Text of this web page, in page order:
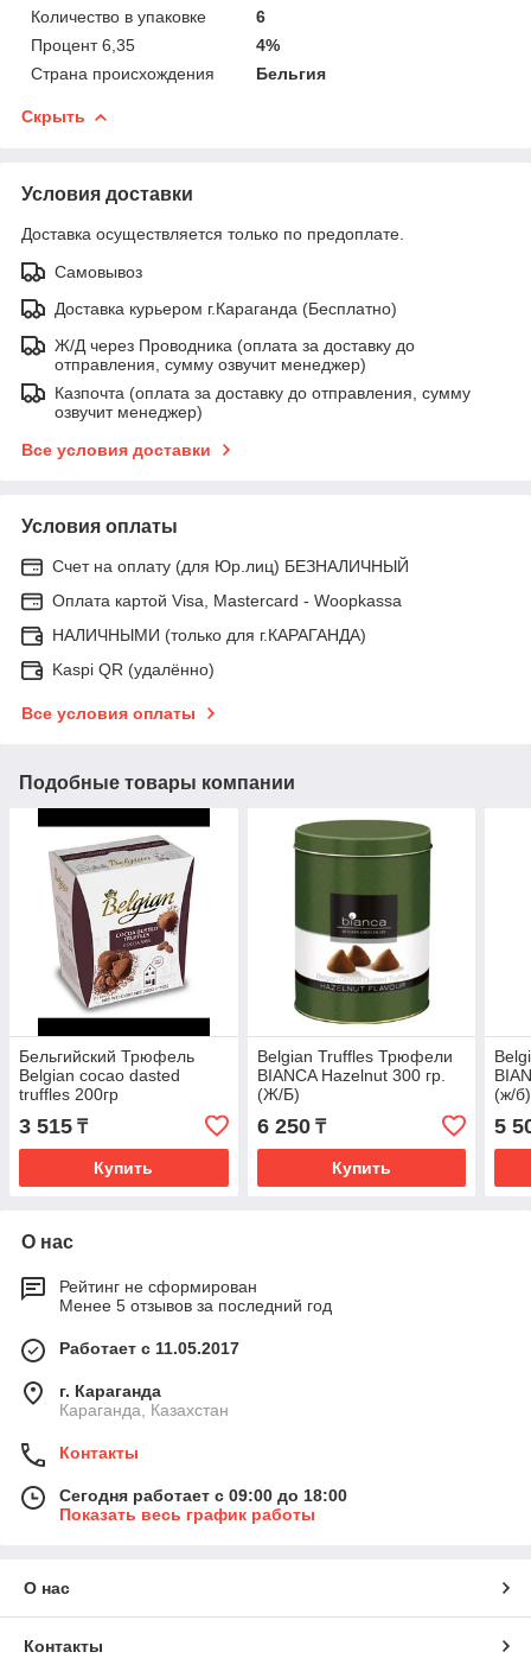
Количество в упаковке
6
Процент 6,35
4%
Страна происхождения
Бельгия
Скрыть
Условия доставки
Доставка осуществляется только по предоплате.
Самовывоз
Доставка курьером г.Караганда (Бесплатно)
Ж/Д через Проводника (оплата за доставку до
отправления, сумму озвучит менеджер)
Казпочта (оплата за доставку до отправления, сумму
озвучит менеджер)
Все условия доставки
Условия оплаты
Счет на оплату (для Юр.лиц) БЕЗНАЛИЧНЫЙ
Оплата картой Visa, Mastercard - Woopkassa
НАЛИЧНЫМИ (только для г.КАРАГАНДА)
Kaspi QR (удалённо)
Все условия оплаты
Подобные товары компании
Бельгийский Трюфель
Belgian cocao dasted
truffles 200гр
3 515 ₸
Купить
Belgian Truffles Трюфели
BIANCA Hazelnut 300 гр.
(Ж/Б)
6 250₸
Купить
(ж/б)
5
О нас
Рейтинг не сформирован
Менее 5 отзывов за последний год
Работает с 11.05.2017
г. Караганда
Караганда, Казахстан
Контакты
Сегодня работает с 09:00 до 18:00
Показать весь график работы
О нас
Контакты